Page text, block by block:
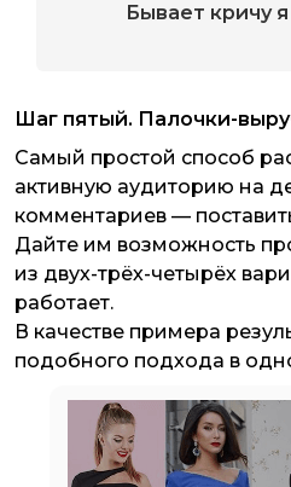
Бывает кричу
Шаг пятый. Палочки-
Самый простой способ
активную аудиторию на
комментариев —
Дайте им возможность
из двух-трёх-четырёх
работает.
В качестве примера
подобного подхода в